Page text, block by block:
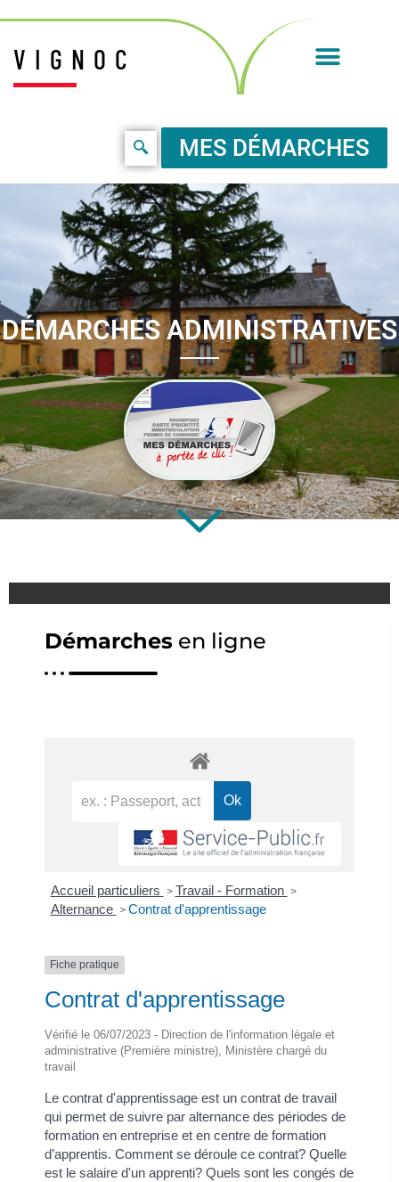
VIGNOC
MES DÉMARCHES
DÉMARCHES ADMINISTRATIVES
Démarches en ligne
Accueil particuliers > Travail - Formation >
Alternance > Contrat d'apprentissage
Fiche pratique
Contrat d'apprentissage
Vérifié le 06/07/2023 - Direction de l'information légale et
administrative (Première ministre), Ministère chargé du
travail
Le contrat d'apprentissage est un contrat de travail
qui permet de suivre par alternance des périodes de
formation en entreprise et en centre de formation
d’apprentis. Comment se déroule ce contrat? Quelle
est le salaire d'un apprenti? Quels sont les congés de